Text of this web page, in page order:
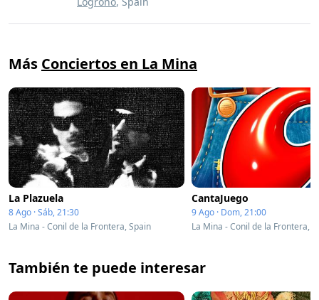
Más Conciertos en La Mina
La Plazuela
8 Ago · Sáb, 21:30
La Mina - Conil de la Frontera, Spain
CantaJuego
9 Ago · Dom, 21:00
La Mina - Conil de la Frontera,
También te puede interesar